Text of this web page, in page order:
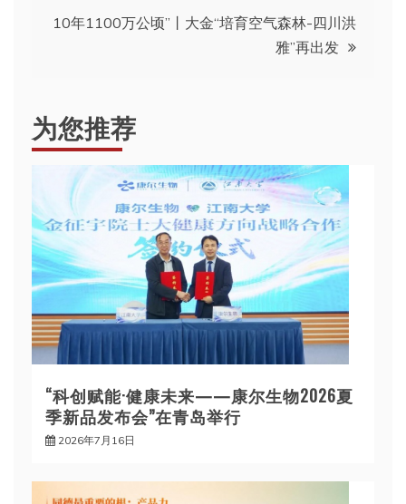
导
10年1100万公顷”丨大金“培育空气森林-四川洪
雅”再出发
为您推荐
“科创赋能·健康未来——康尔生物2026夏
季新品发布会”在青岛举行
2026年7月16日